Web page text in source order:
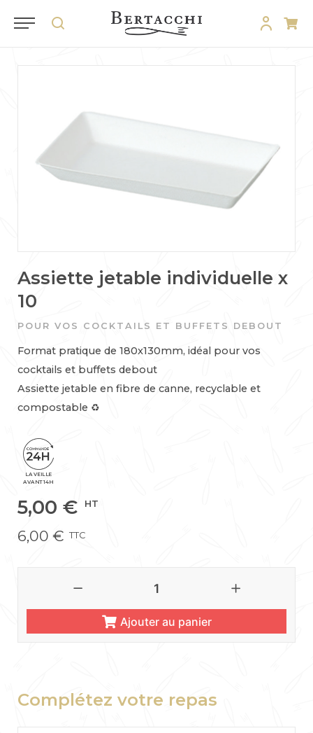
Assiette jetable individuelle x
10
POUR VOS COCKTAILS ET BUFFETS DEBOUT
Format pratique de 180x130mm, idéal pour vos
cocktails et buffets debout
Assiette jetable en fibre de canne, recyclable et
compostable ♻️
LA VEILLE
AVANT 14H
5,00 € HT
6,00 € TTC
Ajouter au panier
Complétez votre repas